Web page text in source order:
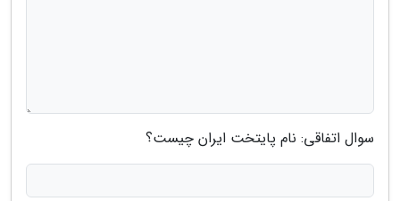
سوال اتفاقی: نام پایتخت ایران چیست؟